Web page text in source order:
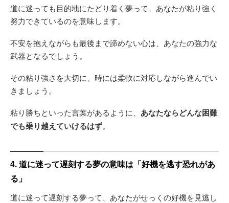
道に迷っても目的地にたどり着く夢って、あなたが粘り強く
努力できているのを意味します。
不安を抱えながらも最後まで諦めない心は、あなたの強力な
武器となるでしょう。
その粘り強さを大切に、時には柔軟に対応しながら進んでい
きましょう。
粘り勝ちといった言葉があるように、 あなたならどんな困難
でも乗り越えていけるはず。
4. 道に迷って遅刻する夢の意味は「好機を逃す恐れがあ
る」
道に迷って遅刻する夢って、あなたがせっくの好機を見逃し